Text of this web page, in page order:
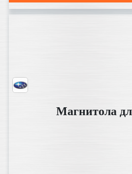
Магнитола